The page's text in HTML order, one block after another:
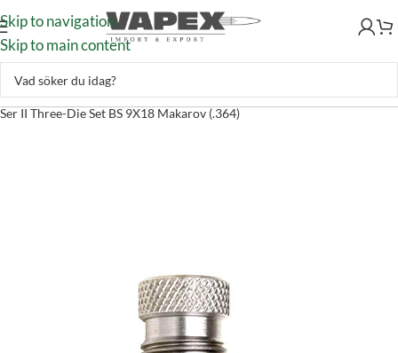
Skip to navigation
Skip to main content
Handladdning–Laddverktyg–Gevärsverktyg–Hornady Seating Die
Ser II Three-Die Set BS 9X18 Makarov (.364)